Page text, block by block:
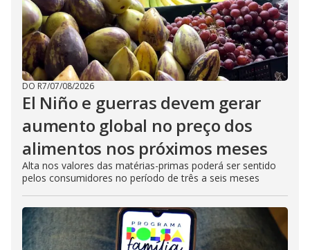
DO R7/07/08/2026
El Niño e guerras devem gerar
aumento global no preço dos
alimentos nos próximos meses
Alta nos valores das matérias-primas poderá ser sentido
pelos consumidores no período de três a seis meses